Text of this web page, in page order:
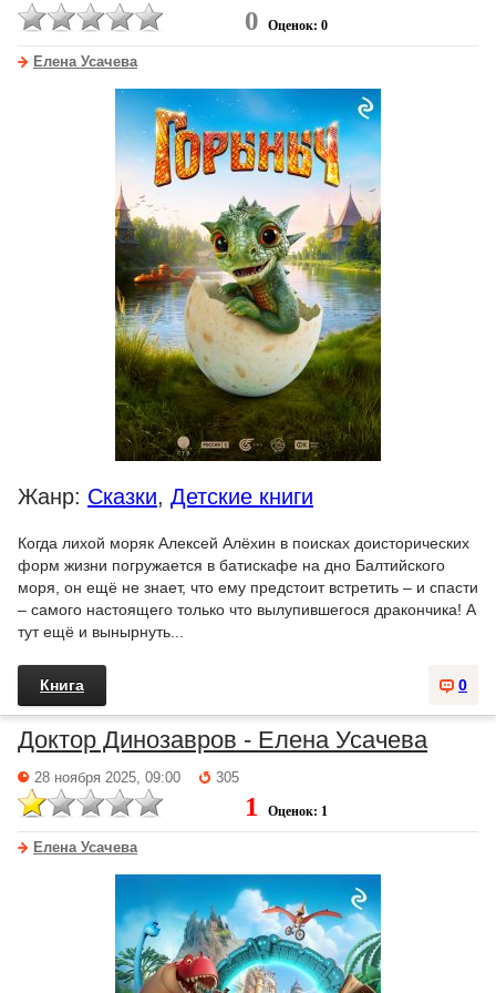
0 Оценок: 0
Елена Усачева
Жанр: Сказки, Детские книги
Когда лихой моряк Алексей Алёхин в поисках доисторических
форм жизни погружается в батискафе на дно Балтийского
моря, он ещё не знает, что ему предстоит встретить – и спасти
– самого настоящего только что вылупившегося дракончика! А
тут ещё и вынырнуть...
0
Книга
Доктор Динозавров - Елена Усачева
28 ноября 2025, 09:00 305
1 Оценок: 1
Елена Усачева